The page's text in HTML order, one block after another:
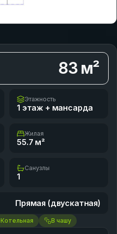
83м²
Этажность
1 этаж + мансарда
Жилая
55.7 м²
Санузлы
1
Прямая (двускатная)
Котельная В чашу